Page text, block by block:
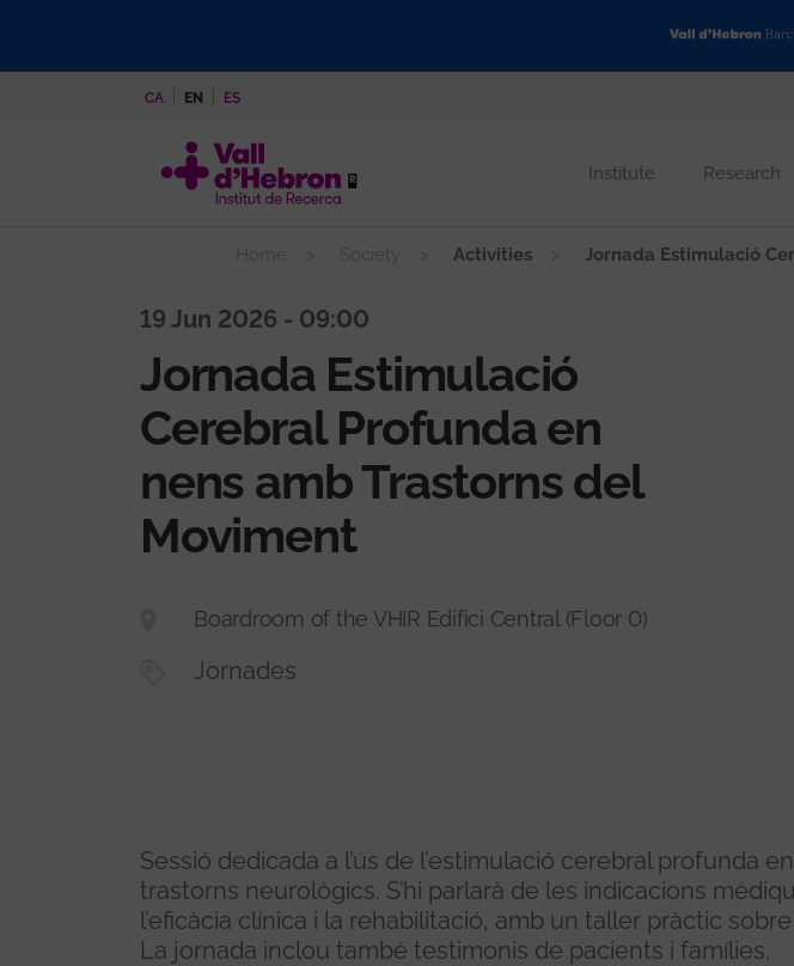
CA EN ES
Institute Research
Home Society Activities Jornada Estimulació
19 Jun 2026 - 09:00
Jornada Estimulació
Cerebral Profunda en
nens amb Trastorns del
Moviment
Boardroom of the VHIR Edifici Central (Floor 0)
Jornades
Sessió dedicada a l’ús de l’estimulació cerebral profunda
trastorns neurològics. S’hi parlarà de les indicacions
l’eficàcia clínica i la rehabilitació, amb un taller pràctic
La jornada inclou també testimonis de pacients i famílies.